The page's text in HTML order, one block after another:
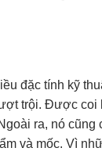
đặc tính kỹ
trội. Được coi
ra, nó
và mốc. Vì